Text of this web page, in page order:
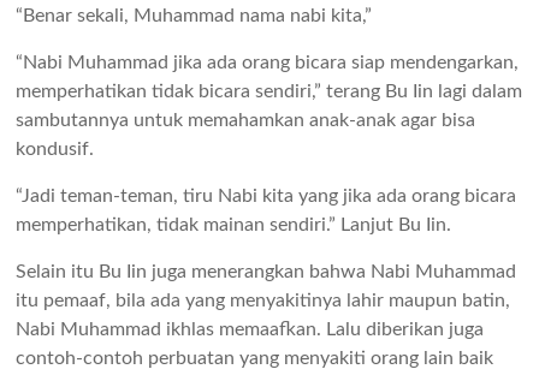
“Benar sekali, Muhammad nama nabi kita,”
“Nabi Muhammad jika ada orang bicara siap mendengarkan,
memperhatikan tidak bicara sendiri,” terang Bu Iin lagi dalam
sambutannya untuk memahamkan anak-anak agar bisa
kondusif.
“Jadi teman-teman, tiru Nabi kita yang jika ada orang bicara
memperhatikan, tidak mainan sendiri.” Lanjut Bu Iin.
Selain itu Bu Iin juga menerangkan bahwa Nabi Muhammad
itu pemaaf, bila ada yang menyakitinya lahir maupun batin,
Nabi Muhammad ikhlas memaafkan. Lalu diberikan juga
contoh-contoh perbuatan yang menyakiti orang lain baik